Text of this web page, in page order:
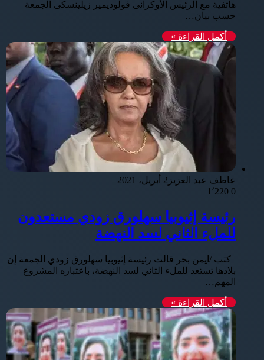
هاتفية مع الرئيس الأوكرانى فولوديمير زيلينسكى الجمعة
حسب بيان…
أكمل القراءة »
عاطف عبد العزيز 2 أبريل، 2021
0
رئيسة إثيوبيا سهلورق زودي مستعدون
للملء الثاني لسد النهضة
كتب /ايمن بحر قالت رئيسة إثيوبيا سهلورق زودي الجمعة إن
بلادها تستعد للملء الثاني لسد النهضة، باعتباره المشروع
المهم…
أكمل القراءة »